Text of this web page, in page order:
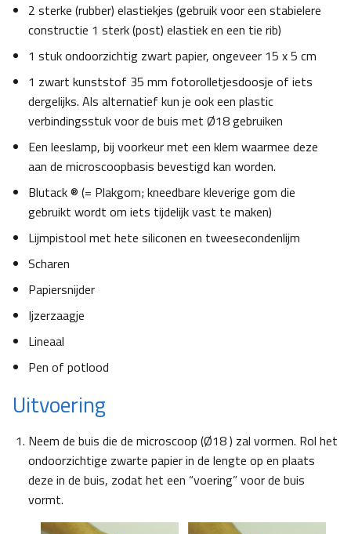
2 sterke (rubber) elastiekjes (gebruik voor een stabielere
constructie 1 sterk (post) elastiek en een tie rib)
1 stuk ondoorzichtig zwart papier, ongeveer 15 x 5 cm
1 zwart kunststof 35 mm fotorolletjesdoosje of iets
dergelijks. Als alternatief kun je ook een plastic
verbindingsstuk voor de buis met Ø18 gebruiken
Een leeslamp, bij voorkeur met een klem waarmee deze
aan de microscoopbasis bevestigd kan worden.
Blutack ® (= Plakgom; kneedbare kleverige gom die
gebruikt wordt om iets tijdelijk vast te maken)
Lijmpistool met hete siliconen en tweesecondenlijm
Scharen
Papiersnijder
Ijzerzaagje
Lineaal
Pen of potlood
Uitvoering
Neem de buis die de microscoop (Ø18 ) zal vormen. Rol het
ondoorzichtige zwarte papier in de lengte op en plaats
deze in de buis, zodat het een “voering” voor de buis
vormt.